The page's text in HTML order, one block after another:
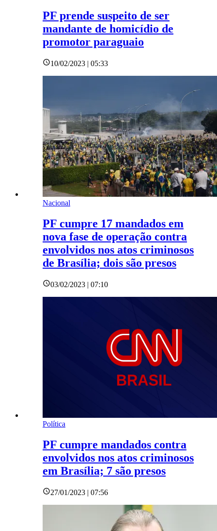
PF prende suspeito de ser
mandante de homicídio de
promotor paraguaio
10/02/2023 | 05:33
Nacional
PF cumpre 17 mandados em
nova fase de operação contra
envolvidos nos atos criminosos
de Brasília; dois são presos
03/02/2023 | 07:10
Política
PF cumpre mandados contra
envolvidos nos atos criminosos
em Brasília; 7 são presos
27/01/2023 | 07:56